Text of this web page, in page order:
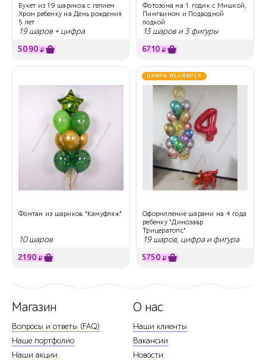
Букет из 19 шариков с гелием
Хром ребенку на День рождения
5 лет
19 шаров + цифра
5090 ₽
Фотозона на 1 годик с Мишкой,
Пингвином и Подводной
лодкой
13 шаров и 3 фигуры
6710 ₽
Фонтан из шариков "Камуфляж"
10 шаров
2190 ₽
ЦИФРЫ МЕНЯЮТСЯ
Оформлление шарами на 4 года
ребенку "Динозавр
Трицератопс"
19 шаров, цифра и фигура
5750 ₽
Магазин
Вопросы и ответы (FAQ)
Наше портфолио
Наши акции
О нас
Наши клиенты
Вакансии
Новости